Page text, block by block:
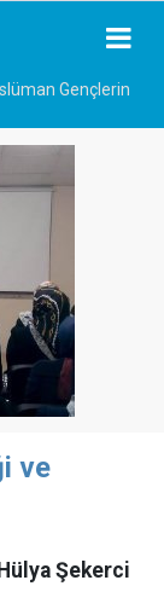
Gençlerin
ve
Şekerci